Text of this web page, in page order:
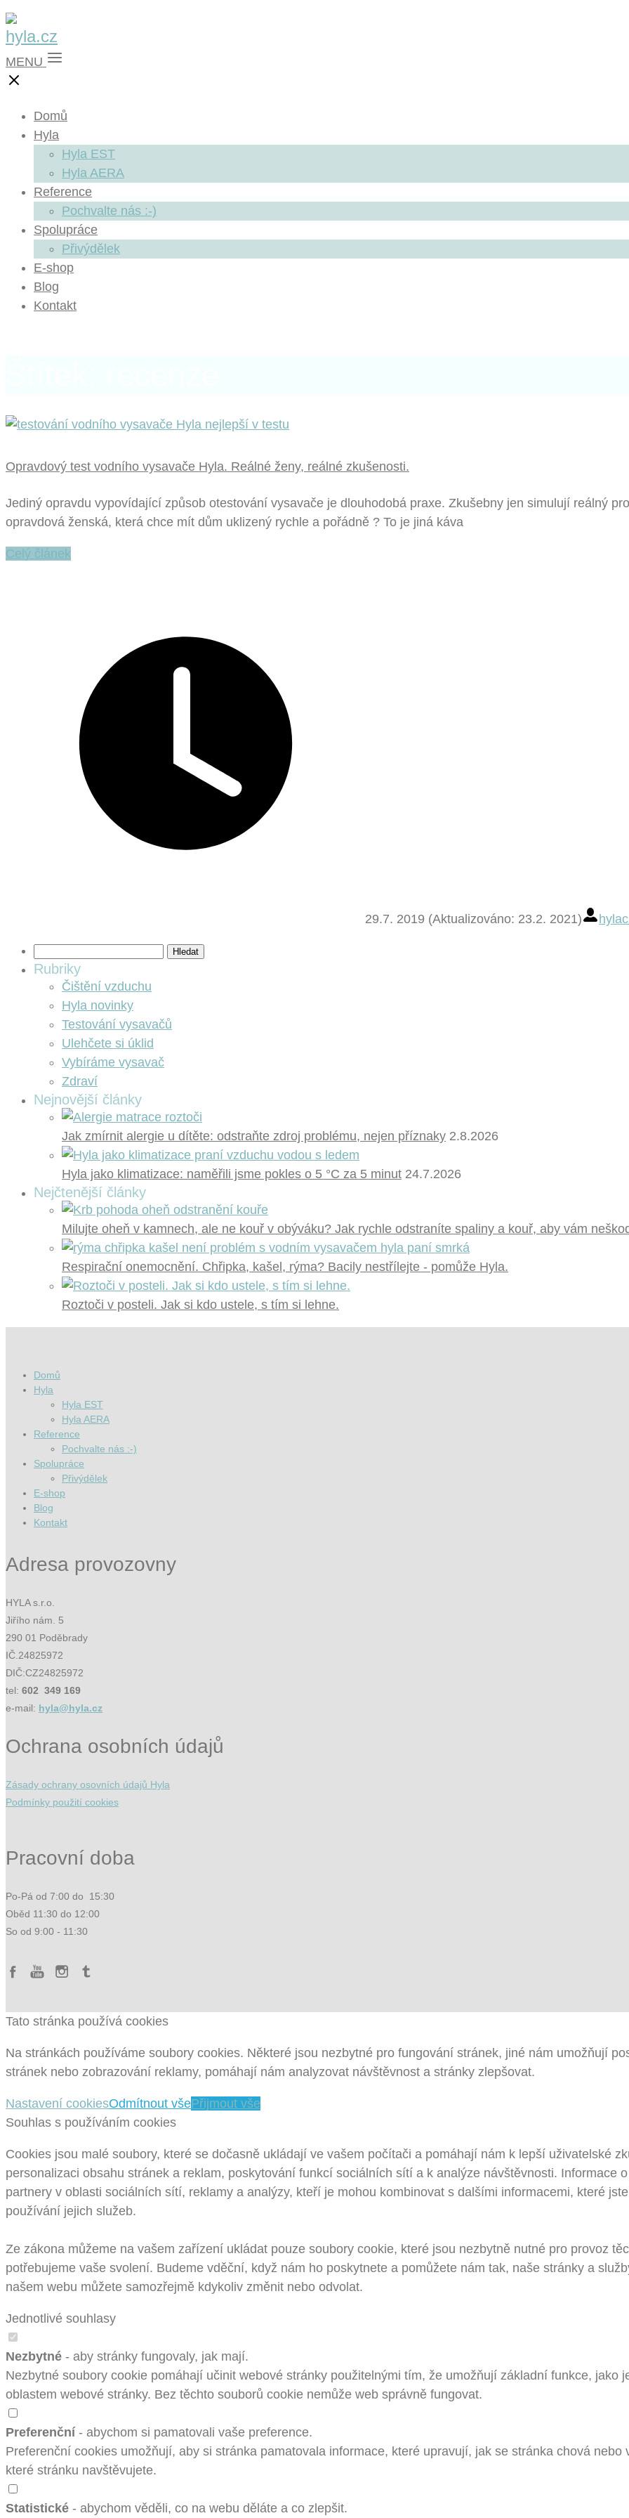
MENU
Domů
Hyla
Hyla EST
Hyla AERA
Reference
Pochvalte nás :-)
Spolupráce
Přivýdělek
E-shop
Blog
Kontakt
Opravdový test vodního vysavače Hyla. Reálné ženy, reálné zkušenosti.
Jediný opravdu vypovídající způsob otestování vysavače je dlouhodobá praxe. Zkušebny jen simulují reálný
opravdová ženská, která chce mít dům uklizený rychle a pořádně ? To je jiná káva
Celý článek
29.7. 2019 (Aktualizováno: 23.2. 2021)
Rubriky
Čištění vzduchu
Hyla novinky
Testování vysavačů
Ulehčete si úklid
Vybíráme vysavač
Zdraví
Nejnovější články
Jak zmírnit alergie u dítěte: odstraňte zdroj problému, nejen příznaky 2.8.2026
Hyla jako klimatizace: naměřili jsme pokles o 5 °C za 5 minut 24.7.2026
Nejčtenější články
Milujte oheň v kamnech, ale ne kouř v obýváku? Jak rychle odstraníte spaliny a kouř, aby vám
Respirační onemocnění. Chřipka, kašel, rýma? Bacily nestřílejte - pomůže Hyla.
Roztoči v posteli. Jak si kdo ustele, s tím si lehne.
Domů
Hyla
Hyla EST
Hyla AERA
Reference
Pochvalte nás :-)
Spolupráce
Přivýdělek
E-shop
Blog
Kontakt
Adresa provozovny
HYLA s.r.o.
Jiřího nám. 5
290 01 Poděbrady
IČ.24825972
DIČ:CZ24825972
tel: 602 349 169
e-mail: hyla@hyla.cz
Ochrana osobních údajů
Zásady ochrany osovních údajů Hyla
Podmínky použití cookies
Pracovní doba
Po-Pá od 7:00 do 15:30
Oběd 11:30 do 12:00
So od 9:00 - 11:30
Tato stránka používá cookies
Na stránkách používáme soubory cookies. Některé jsou nezbytné pro fungování stránek, jiné nám umožňují
stránek nebo zobrazování reklamy, pomáhají nám analyzovat návštěvnost a stránky zlepšovat.
Nastavení cookiesOdmítnout všePřijmout vše
Souhlas s používáním cookies
Cookies jsou malé soubory, které se dočasně ukládají ve vašem počítači a pomáhají nám k lepší uživatelské
personalizaci obsahu stránek a reklam, poskytování funkcí sociálních sítí a k analýze návštěvnosti. Informace
partnery v oblasti sociálních sítí, reklamy a analýzy, kteří je mohou kombinovat s dalšími informacemi, které
používání jejich služeb.
Ze zákona můžeme na vašem zařízení ukládat pouze soubory cookie, které jsou nezbytně nutné pro provoz
potřebujeme vaše svolení. Budeme vděční, když nám ho poskytnete a pomůžete nám tak, naše stránky a
našem webu můžete samozřejmě kdykoliv změnit nebo odvolat.
Jednotlivé souhlasy
Nezbytné - aby stránky fungovaly, jak mají.
Nezbytné soubory cookie pomáhají učinit webové stránky použitelnými tím, že umožňují základní funkce, jako
oblastem webové stránky. Bez těchto souborů cookie nemůže web správně fungovat.
Preferenční - abychom si pamatovali vaše preference.
Preferenční cookies umožňují, aby si stránka pamatovala informace, které upravují, jak se stránka chová
které stránku navštěvujete.
Statistické - abychom věděli, co na webu děláte a co zlepšit.